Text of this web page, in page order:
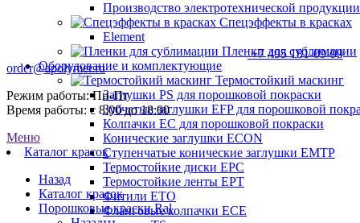
Производство электротехнической продукции
Спецэффекты в красках
Element
Пленки для сублимации
Оборудование и комплектующие
Термостойкий маскинг
Заглушки PS для порошковой покраски
Зубчатые заглушки EFP для порошковой
Колпачки ЕС для порошковой покраски
Конические заглушки ECON
Ступенчатые конические заглушки EMTP
Термостойкие диски EPC
Термостойкие ленты EPT
Фитили ETO
Фланговые колпачки ECE
+7 495 181-09-99
order@apolymer.ru
Режим работы: Пн-Пт
Время работы: с 8:00 до 18:00
Меню
Каталог красок
Назад
Каталог красок
Порошковые краски Ral